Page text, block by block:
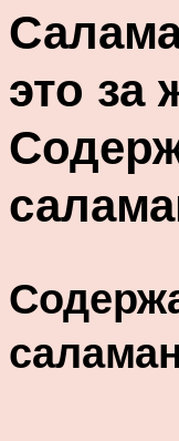
это за